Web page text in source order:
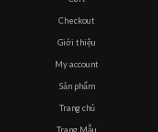
Checkout
Giới thiệu
My account
Sản phẩm
Trang chủ
Trang Mẫu